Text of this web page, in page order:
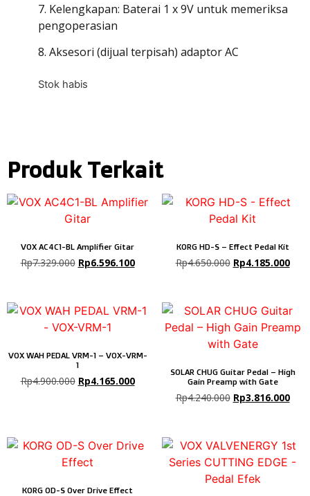
7. Kelengkapan: Baterai 1 x 9V untuk memeriksa
pengoperasian
8. Aksesori (dijual terpisah) adaptor AC
Stok habis
Produk Terkait
VOX AC4C1-BL Amplifier Gitar
Rp7.329.000 Rp6.596.100
KORG HD-S – Effect Pedal Kit
Rp4.650.000 Rp4.185.000
VOX WAH PEDAL VRM-1 – VOX-VRM-
1
Rp4.900.000 Rp4.165.000
SOLAR CHUG Guitar Pedal – High
Gain Preamp with Gate
Rp4.240.000 Rp3.816.000
KORG OD-S Over Drive Effect